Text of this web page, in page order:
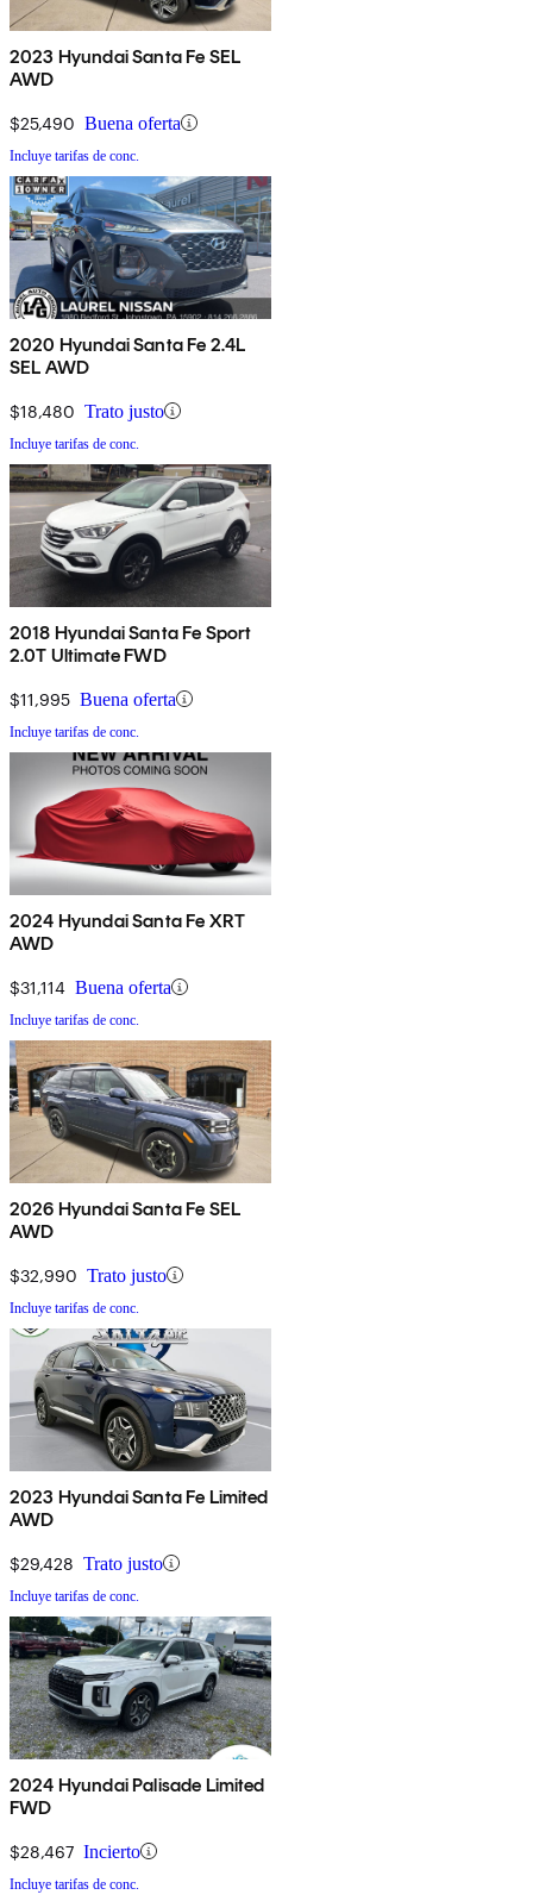
2023 Hyundai Santa Fe SEL
AWD
$25,490 Buena oferta
Incluye tarifas de conc.
2020 Hyundai Santa Fe 2.4L
SEL AWD
$18,480 Trato justo
Incluye tarifas de conc.
2018 Hyundai Santa Fe Sport
2.0T Ultimate FWD
$11,995 Buena oferta
Incluye tarifas de conc.
2024 Hyundai Santa Fe XRT
AWD
$31,114 Buena oferta
Incluye tarifas de conc.
2026 Hyundai Santa Fe SEL
AWD
$32,990 Trato justo
Incluye tarifas de conc.
2023 Hyundai Santa Fe Limited
AWD
$29,428 Trato justo
Incluye tarifas de conc.
2024 Hyundai Palisade Limited
FWD
$28,467 Incierto
Incluye tarifas de conc.